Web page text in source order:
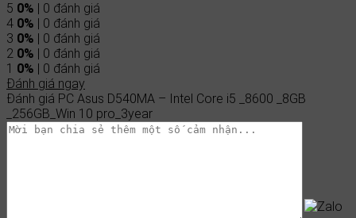
5 0% | 0 đánh giá
4 0% | 0 đánh giá
3 0% | 0 đánh giá
2 0% | 0 đánh giá
1 0% | 0 đánh giá
Đánh giá ngay
Đánh giá PC Asus D540MA – Intel Core i5 _8600 _8GB
_256GB_Win 10 pro_3year